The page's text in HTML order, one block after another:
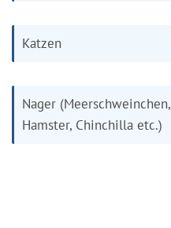
Katzen
Nager (Meerschweinchen,
Hamster, Chinchilla etc.)